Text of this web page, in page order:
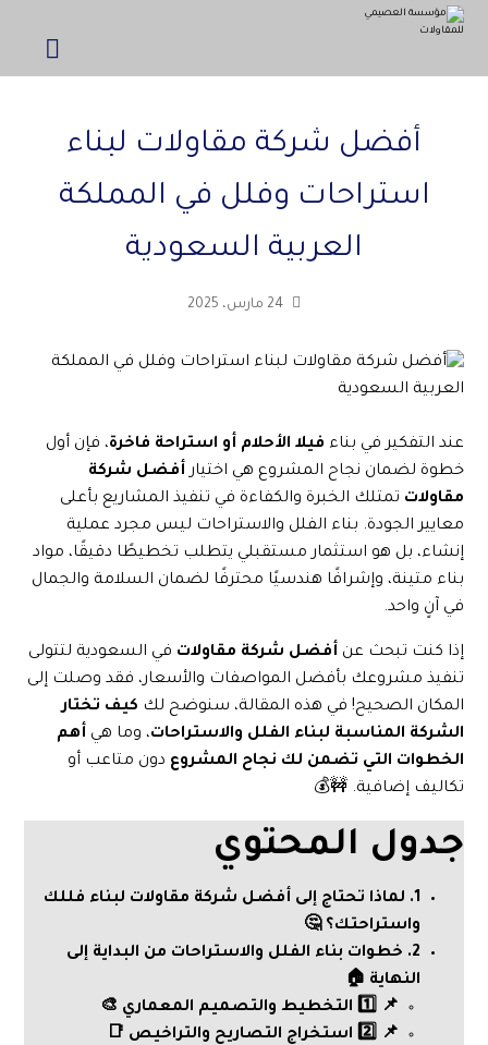
أفضل شركة مقاولات لبناء
استراحات وفلل في المملكة
العربية السعودية
24 مارس، 2025
عند التفكير في بناء فيلا الأحلام أو استراحة فاخرة، فإن أول
خطوة لضمان نجاح المشروع هي اختيار أفضل شركة
مقاولات تمتلك الخبرة والكفاءة في تنفيذ المشاريع بأعلى
معايير الجودة. بناء الفلل والاستراحات ليس مجرد عملية
إنشاء، بل هو استثمار مستقبلي يتطلب تخطيطًا دقيقًا، مواد
بناء متينة، وإشرافًا هندسيًا محترفًا لضمان السلامة والجمال
في آنٍ واحد.
إذا كنت تبحث عن أفضل شركة مقاولات في السعودية لتتولى
تنفيذ مشروعك بأفضل المواصفات والأسعار، فقد وصلت إلى
المكان الصحيح! في هذه المقالة، سنوضح لك كيف تختار
الشركة المناسبة لبناء الفلل والاستراحات، وما هي أهم
الخطوات التي تضمن لك نجاح المشروع دون متاعب أو
تكاليف إضافية. 🚧💰
جدول المحتوي
1. لماذا تحتاج إلى أفضل شركة مقاولات لبناء فللك
واستراحتك؟ 🤔
2. خطوات بناء الفلل والاستراحات من البداية إلى
النهاية 🏠
📌 1️⃣ التخطيط والتصميم المعماري 🎨
📌 2️⃣ استخراج التصاريح والتراخيص 📑